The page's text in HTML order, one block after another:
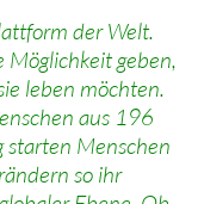
der Welt.
geben,
leben möchten.
aus 196
starten Menschen
so ihr